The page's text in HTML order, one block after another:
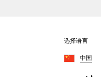
选择语言
中国